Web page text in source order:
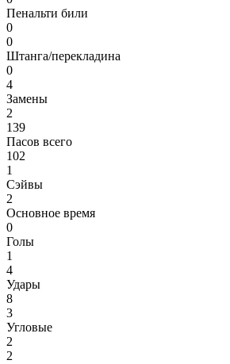
Пенальти били
0
0
Штанга/перекладина
0
4
Замены
2
139
Пасов всего
102
1
Сэйвы
2
Основное время
0
Голы
1
4
Удары
8
3
Угловые
2
2